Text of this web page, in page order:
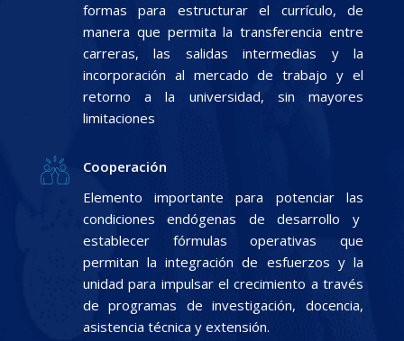
formas para estructurar el currículo, de
manera que permita la transferencia entre
carreras, las salidas intermedias y la
incorporación al mercado de trabajo y el
retorno a la universidad, sin mayores
limitaciones
Cooperación
Elemento importante para potenciar las
condiciones endógenas de desarrollo y
establecer fórmulas operativas que
permitan la integración de esfuerzos y la
unidad para impulsar el crecimiento a través
de programas de investigación, docencia,
asistencia técnica y extensión.